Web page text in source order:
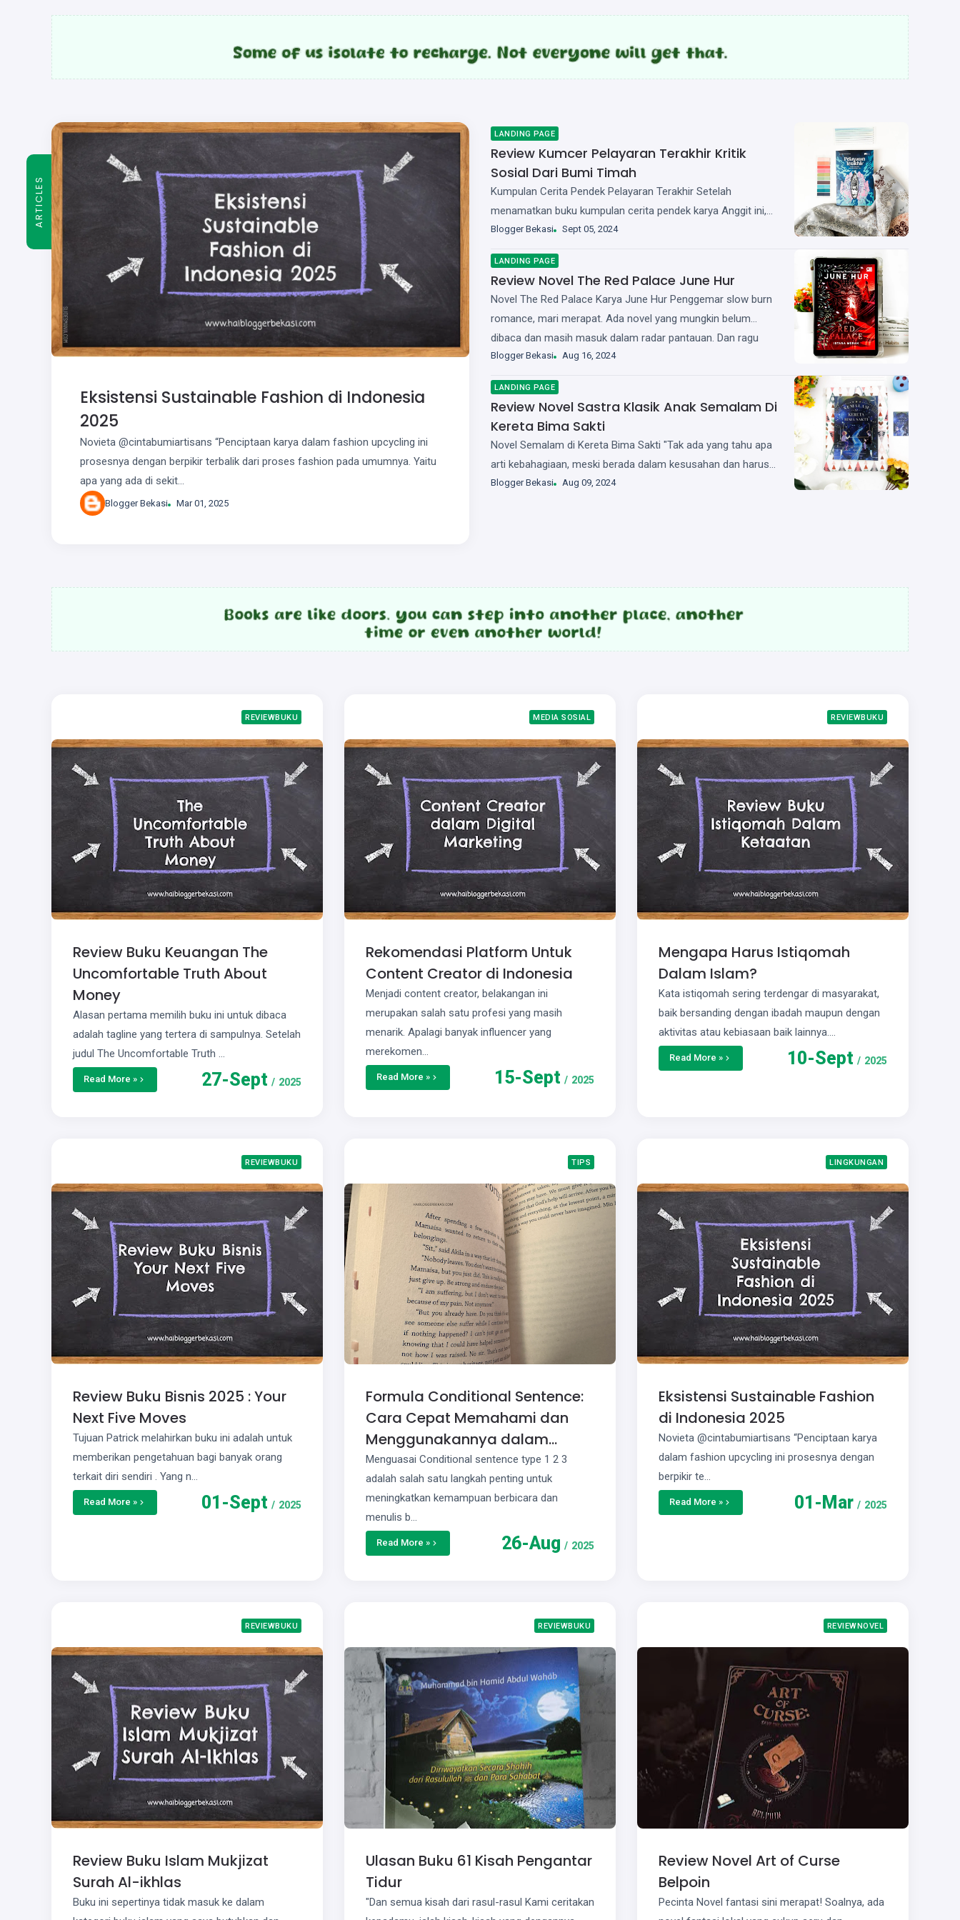
ARTICLES
Eksistensi Sustainable Fashion di Indonesia
2025
Novieta @cintabumiartisans “Penciptaan karya dalam fashion upcycling ini
prosesnya dengan berpikir terbalik dari proses fashion pada umumnya. Yaitu
apa yang ada di sekit...
Blogger Bekasi Mar 01, 2025
LANDING PAGE
Review Kumcer Pelayaran Terakhir Kritik
Sosial Dari Bumi Timah
Kumpulan Cerita Pendek Pelayaran Terakhir Setelah
menamatkan buku kumpulan cerita pendek karya Anggit ini,
aku meyakini satu hal. Bahwa, permasalahan kerusakan alam
Blogger Bekasi Sept 05, 2024
LANDING PAGE
Review Novel The Red Palace June Hur
Novel The Red Palace Karya June Hur Penggemar slow burn
romance, mari merapat. Ada novel yang mungkin belum
dibaca dan masih masuk dalam radar pantauan. Dan ragu
untuk memulai karena te...
Blogger Bekasi Aug 16, 2024
LANDING PAGE
Review Novel Sastra Klasik Anak Semalam Di
Kereta Bima Sakti
Novel Semalam di Kereta Bima Sakti "Tak ada yang tahu apa
arti kebahagiaan, meski berada dalam kesusahan dan harus
naik turun gunung, jika berada di jalan yang benar, Anda kan
Blogger Bekasi Aug 09, 2024
REVIEWBUKU
Review Buku Keuangan The
Uncomfortable Truth About
Money
Alasan pertama memilih buku ini untuk dibaca
adalah tagline yang tertera di sampulnya. Setelah
judul The Uncomfortable Truth …
Read More » 27-Sept / 2025
MEDIA SOSIAL
Rekomendasi Platform Untuk
Content Creator di Indonesia
Menjadi content creator, belakangan ini
merupakan salah satu profesi yang masih
menarik. Apalagi banyak influencer yang
merekomen…
Read More » 15-Sept / 2025
REVIEWBUKU
Mengapa Harus Istiqomah
Dalam Islam?
Kata istiqomah sering terdengar di masyarakat,
baik bersanding dengan ibadah maupun dengan
aktivitas atau kebiasaan baik lainnya.…
Read More » 10-Sept / 2025
REVIEWBUKU
Review Buku Bisnis 2025 : Your
Next Five Moves
Tujuan Patrick melahirkan buku ini adalah untuk
memberikan pengetahuan bagi banyak orang
terkait diri sendiri . Yang n…
Read More » 01 -Sept / 2025
TIPS
Formula Conditional Sentence:
Cara Cepat Memahami dan
Menggunakannya dalam
Bahasa Inggris Bersama EF
EFEKTA English for Adults
Menguasai Conditional sentence type 1 2 3
adalah salah satu langkah penting untuk
meningkatkan kemampuan berbicara dan
menulis b…
Read More » 26-Aug / 2025
LINGKUNGAN
Eksistensi Sustainable Fashion
di Indonesia 2025
Novieta @cintabumiartisans “Penciptaan karya
dalam fashion upcycling ini prosesnya dengan
berpikir te…
Read More » 01 - Mar / 2025
REVIEWBUKU
Review Buku Islam Mukjizat
Surah Al-ikhlas
Buku ini sepertinya tidak masuk ke dalam
REVIEWBUKU
Ulasan Buku 61 Kisah Pengantar
Tidur
"Dan semua kisah dari rasul-rasul Kami ceritakan
REVIEWNOVEL
Review Novel Art of Curse
Belpoin
Pecinta Novel fantasi sini merapat! Soalnya, ada